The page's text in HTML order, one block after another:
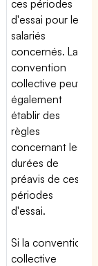
ces périodes
d'essai pour les
salariés
concernés. La
convention
collective peut
également
établir des
règles
concernant les
durées de
préavis de ces
périodes
d'essai.
Si la convention
collective